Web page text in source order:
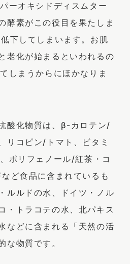
ーオキシドディスムター
酵素がこの役目を果たしま
下してしまいます。お肌
老化が始まるといわれるの
しまうからにほかなりま
酸化物質は、β-カロテン/
リコピン/トマト、ビタミ
ポリフェノール/紅茶・コ
ど食品に含まれているも
ルルドの水、ドイツ・ノル
・トラコテの水、北パキス
などに含まれる「天然の活
な物質です。